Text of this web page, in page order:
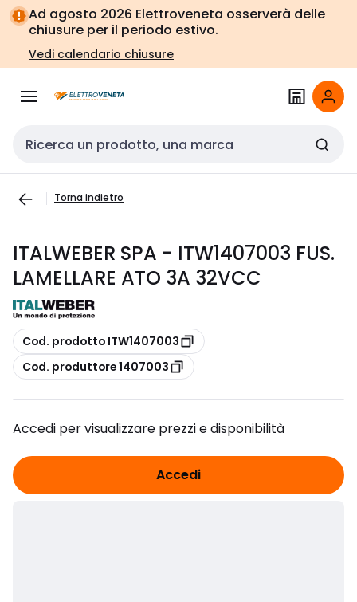
Vai alla
navigazione
Vai
alla
pagina
Ad agosto 2026 Elettroveneta osserverà delle
chiusure per il periodo estivo.
Vedi calendario chiusure
Cerca input
Torna indietro
ITALWEBER SPA - ITW1407003 FUS.
LAMELLARE ATO 3A 32VCC
copia
Cod. prodotto ITW1407003
copia
Cod. produttore 1407003
Accedi per visualizzare prezzi e disponibilità
Accedi